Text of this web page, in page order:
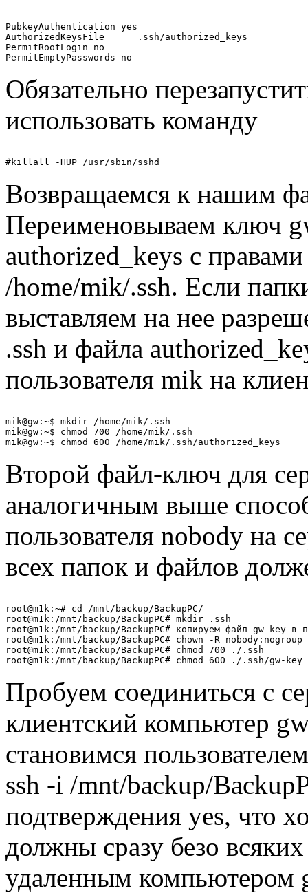
PubkeyAuthentication yes
AuthorizedKeysFile      .ssh/authorized_keys
PermitRootLogin no
Обязательно
использовать команду
Возвращаемся к нашим
Переименовываем ключ
authorized_keys с
/home/mik/.ssh. Если
выставляем на нее
.ssh и файла
пользователя mik на
mik@gw:~$ mkdir /home/mik/.ssh
mik@gw:~$ chmod 700 /home/mik/.ssh
Второй файл-ключ для
аналогичным выше
пользователя nobody на
всех папок и файлов
root@m1k:~# cd /mnt/backup/BackupPC/
root@m1k:/mnt/backup/BackupPC# mkdir .ssh
root@m1k:/mnt/backup/BackupPC# копируем файл gw-key в
root@m1k:/mnt/backup/BackupPC# chown -R
root@m1k:/mnt/backup/BackupPC# chmod 700 ./.ssh
Пробуем соединиться с
клиентский компьютер
становимся
ssh -i /mnt/backup/
подтверждения yes, что
должны сразу безо
удаленным компьютером